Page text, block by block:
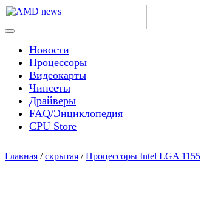
Skip
content
AMD news
Menu
Новости
Процессоры
Видеокарты
Чипсеты
Драйверы
FAQ/Энциклопедия
CPU Store
Главная /скрытая /Процессоры Intel LGA 1155